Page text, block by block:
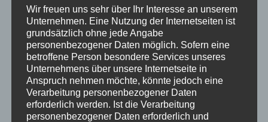
der Route Industriekultur und des Emscher
Landschaftsparks zu den Aufgaben.
Die
wahl
Wir freuen uns sehr über Ihr Interesse an unserem
Unternehmen. Eine Nutzung der Internetseiten ist
grundsätzlich ohne jede Angabe
personenbezogener Daten möglich. Sofern eine
betroffene Person besondere Services unseres
Unternehmens über unsere Internetseite in
Anspruch nehmen möchte, könnte jedoch eine
Verarbeitung personenbezogener Daten
erforderlich werden. Ist die Verarbeitung
personenbezogener Daten erforderlich und